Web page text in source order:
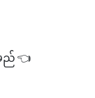
ည် 👈